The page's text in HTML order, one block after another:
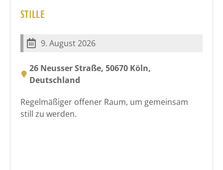
STILLE
9. August 2026
26 Neusser Straße, 50670 Köln,
Deutschland
Regelmäßiger offener Raum, um gemeinsam
still zu werden.